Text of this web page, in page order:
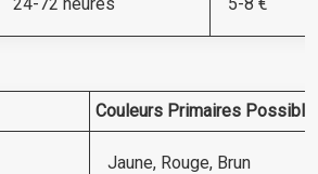
Couleurs Primaires
Jaune, Rouge, Brun